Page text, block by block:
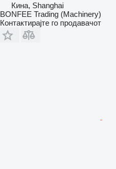
Кина, Shanghai
BONFEE Trading (Machinery)
Контактирајте го продавачот